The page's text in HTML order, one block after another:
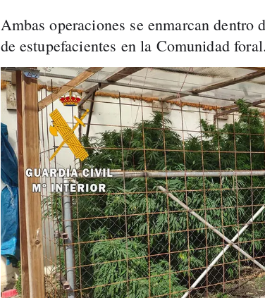
Ambas operaciones se enmarcan dentro
de estupefacientes en la Comunidad foral.